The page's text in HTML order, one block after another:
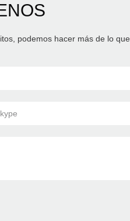
podemos hacer más de lo